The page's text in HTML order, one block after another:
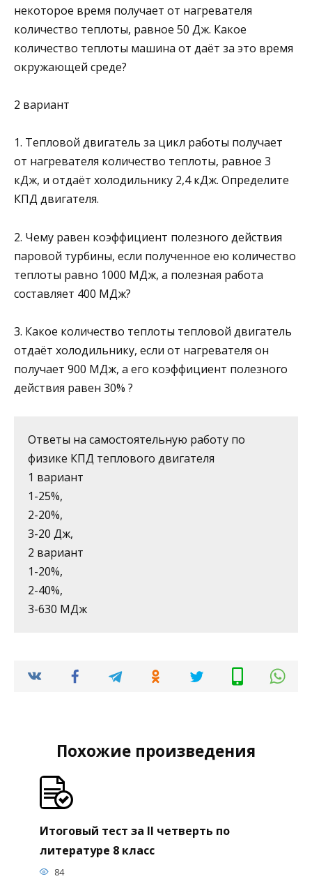
некоторое время по­лучает от нагревателя
количество теплоты, равное 50 Дж. Ка­кое
количество теплоты машина от даёт за это время
окружаю­щей среде?
2 вариант
1. Тепловой двигатель за цикл работы получает
от нагревателя количество теплоты, равное 3
кДж, и отдаёт холодильнику 2,4 кДж. Определите
КПД двигателя.
2. Чему равен коэффициент полезного действия
паровой турбины, если полученное ею количество
теплоты равно 1000 МДж, а полезная работа
составляет 400 МДж?
3. Какое количество теплоты тепловой двигатель
отдаёт холо­дильнику, если от нагревателя он
получает 900 МДж, а его ко­эффициент полезного
действия равен 30% ?
Ответы на самостоятельную работу по
физике КПД теплового двигателя
1 вариант
1-25%,
2-20%,
3-20 Дж,
2 вариант
1-20%,
2-40%,
3-630 МДж
Похожие произведения
Итоговый тест за II четверть по
литературе 8 класс
84